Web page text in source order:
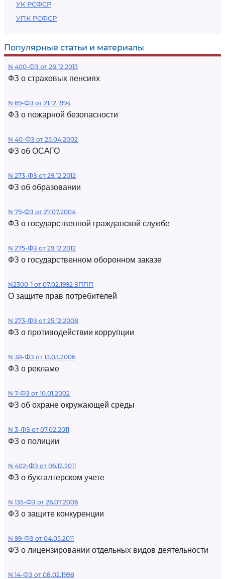
УК РСФСР
УПК РСФСР
Популярные статьи и материалы
N 400-ФЗ от 28.12.2013
ФЗ о страховых пенсиях
N 69-ФЗ от 21.12.1994
ФЗ о пожарной безопасности
N 40-ФЗ от 25.04.2002
ФЗ об ОСАГО
N 273-ФЗ от 29.12.2012
ФЗ об образовании
N 79-ФЗ от 27.07.2004
ФЗ о государственной гражданской службе
N 275-ФЗ от 29.12.2012
ФЗ о государственном оборонном заказе
N2300-1 от 07.02.1992 ЗППП
О защите прав потребителей
N 273-ФЗ от 25.12.2008
ФЗ о противодействии коррупции
N 38-ФЗ от 13.03.2006
ФЗ о рекламе
N 7-ФЗ от 10.01.2002
ФЗ об охране окружающей среды
N 3-ФЗ от 07.02.2011
ФЗ о полиции
N 402-ФЗ от 06.12.2011
ФЗ о бухгалтерском учете
N 135-ФЗ от 26.07.2006
ФЗ о защите конкуренции
N 99-ФЗ от 04.05.2011
ФЗ о лицензировании отдельных видов деятельности
N 14-ФЗ от 08.02.1998